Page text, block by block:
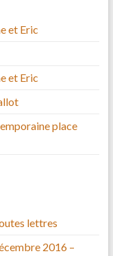
et Eric
et Eric
place
lettres
2016 –